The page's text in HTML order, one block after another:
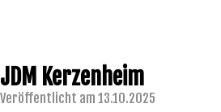
JDM Kerzenheim
Veröffentlicht am 13.10.2025